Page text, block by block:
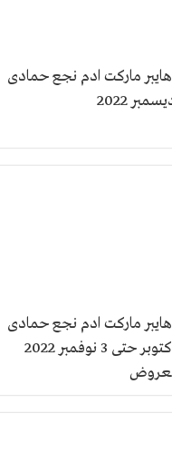
ماركت ادم نجع حمادى
ماركت ادم نجع حمادى
من 23 اكتوبر حتى 3 نوفمبر 2022